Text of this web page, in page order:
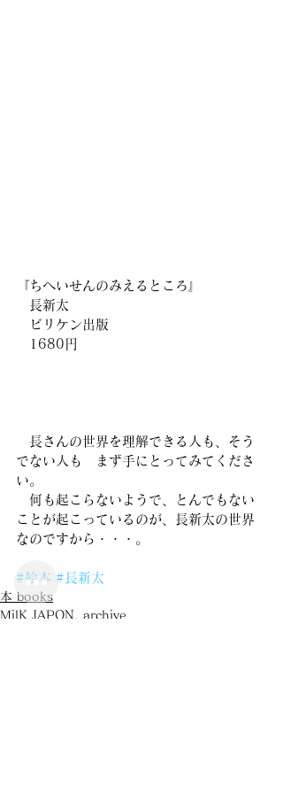
『ちへいせんのみえるところ』
長新太
ビリケン出版
1680円
長さんの世界を理解できる人も、そう
でない人も　まず手にとってみてくださ
い。
何も起こらないようで、とんでもない
ことが起こっているのが、長新太の世界
なのですから・・・。
#絵本 #長新太
本 books
MilK JAPON, archive